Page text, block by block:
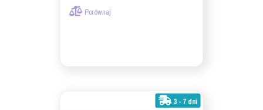
Porównaj
3 - 7 dni